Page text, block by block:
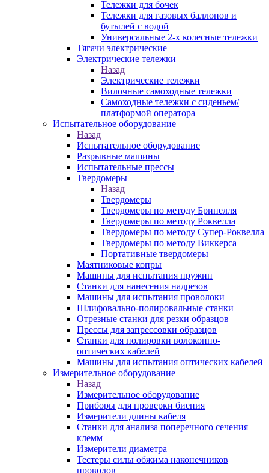
Тележки для бочек
Тележки для газовых баллонов и
бутылей с водой
Универсальные 2-х колесные тележки
Тягачи электрические
Электрические тележки
Назад
Электрические тележки
Вилочные самоходные тележки
Самоходные тележки с сиденьем/
платформой оператора
Испытательное оборудование
Назад
Испытательное оборудование
Разрывные машины
Испытательные прессы
Твердомеры
Назад
Твердомеры
Твердомеры по методу Бринелля
Твердомеры по методу Роквелла
Твердомеры по методу Супер-Роквелла
Твердомеры по методу Виккерса
Портативные твердомеры
Маятниковые копры
Машины для испытания пружин
Станки для нанесения надрезов
Машины для испытания проволоки
Шлифовально-полировальные станки
Отрезные станки для резки образцов
Прессы для запрессовки образцов
Станки для полировки волоконно-
оптических кабелей
Машины для испытания оптических кабелей
Измерительное оборудование
Назад
Измерительное оборудование
Приборы для проверки биения
Измерители длины кабеля
Станки для анализа поперечного сечения
клемм
Измерители диаметра
Тестеры силы обжима наконечников
проводов